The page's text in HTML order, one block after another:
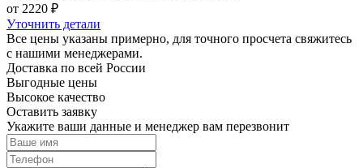
от 2220 ₽
Уточнить детали
Все цены указаны примерно, для точного просчета свяжитесь
с нашими менеджерами.
Доставка по всей России
Выгодные цены
Высокое качество
Оставить заявку
Укажите ваши данные и менеджер вам перезвонит